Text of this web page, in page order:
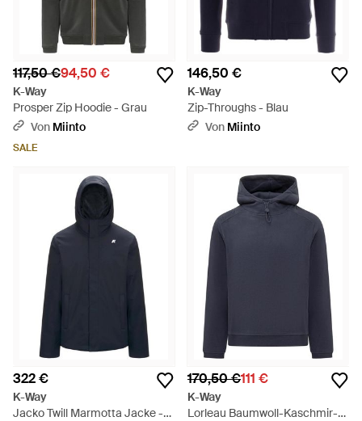
117,50 €94,50 €
K-Way
Prosper Zip Hoodie - Grau
Von Miinto
SALE
146,50 €
K-Way
Zip-Throughs - Blau
Von Miinto
322 €
K-Way
Jacko Twill Marmotta Jacke -
170,50 €111 €
K-Way
Lorleau Baumwoll-Kaschmir-